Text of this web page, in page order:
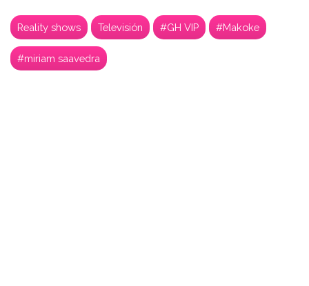
Reality shows Televisión #GH VIP #Makoke
#miriam saavedra